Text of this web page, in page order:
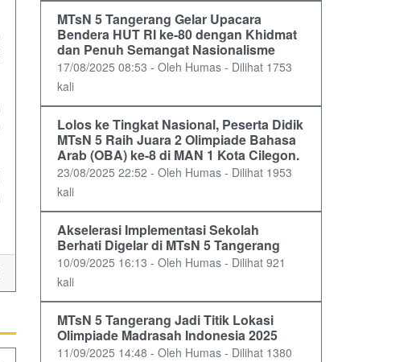
MTsN 5 Tangerang Gelar Upacara
Bendera HUT RI ke-80 dengan Khidmat
dan Penuh Semangat Nasionalisme
17/08/2025 08:53 - Oleh Humas - Dilihat 1753
kali
Lolos ke Tingkat Nasional, Peserta Didik
MTsN 5 Raih Juara 2 Olimpiade Bahasa
Arab (OBA) ke-8 di MAN 1 Kota Cilegon.
23/08/2025 22:52 - Oleh Humas - Dilihat 1953
kali
Akselerasi Implementasi Sekolah
Berhati Digelar di MTsN 5 Tangerang
10/09/2025 16:13 - Oleh Humas - Dilihat 921
kali
MTsN 5 Tangerang Jadi Titik Lokasi
Olimpiade Madrasah Indonesia 2025
11/09/2025 14:48 - Oleh Humas - Dilihat 1380